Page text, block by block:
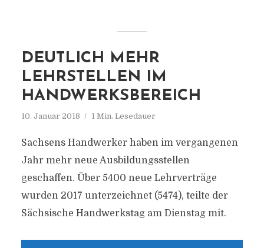
DEUTLICH MEHR
LEHRSTELLEN IM
HANDWERKSBEREICH
10. Januar 2018 1 Min. Lesedauer
Sachsens Handwerker haben im vergangenen
Jahr mehr neue Ausbildungsstellen
geschaffen. Über 5400 neue Lehrverträge
wurden 2017 unterzeichnet (5474), teilte der
Sächsische Handwerkstag am Dienstag mit.